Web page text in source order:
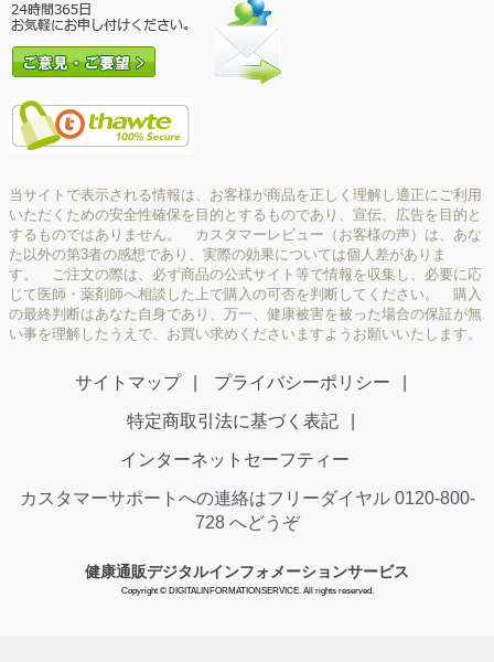
当サイトで表示される情報は、お客様が商品を正しく理解し適正にご利用
いただくための安全性確保を目的とするものであり、宣伝、広告を目的と
するものではありません。 カスタマーレビュー（お客様の声）は、あな
た以外の第3者の感想であり、実際の効果については個人差がありま
す。 ご注文の際は、必ず商品の公式サイト等で情報を収集し、必要に応
じて医師・薬剤師へ相談した上で購入の可否を判断してください。 購入
の最終判断はあなた自身であり、万一、健康被害を被った場合の保証が無
い事を理解したうえで、お買い求めくださいますようお願いいたします。
サイトマップ プライバシーポリシー
特定商取引法に基づく表記
インターネットセーフティー
カスタマーサポートへの連絡はフリーダイヤル 0120-800-
728 へどうぞ
健康通販デジタルインフォメーションサービス
Copyright © DIGITALINFORMATIONSERVICE. All rights reserved.